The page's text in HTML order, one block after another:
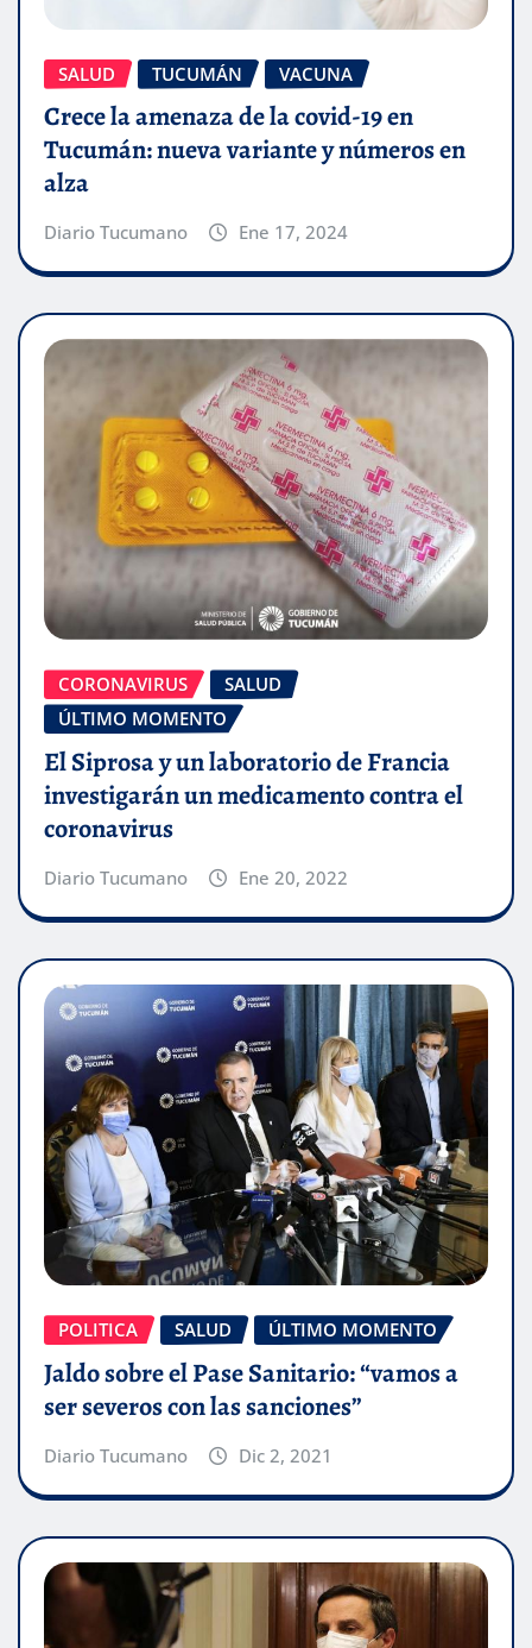
SALUD TUCUMÁN VACUNA
Crece la amenaza de la covid-19 en
Tucumán: nueva variante y números en
alza
Diario Tucumano Ene 17, 2024
CORONAVIRUS
SALUD
ÚLTIMO MOMENTO
El Siprosa y un laboratorio de Francia
investigarán un medicamento contra el
coronavirus
Diario Tucumano Ene 20, 2022
POLITICA SALUD ÚLTIMO MOMENTO
Jaldo sobre el Pase Sanitario: “vamos a
ser severos con las sanciones”
Diario Tucumano Dic 2, 2021